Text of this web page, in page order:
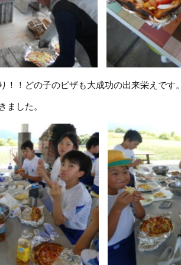
！！どの子のピザも大成功の出来栄えです。
ました。